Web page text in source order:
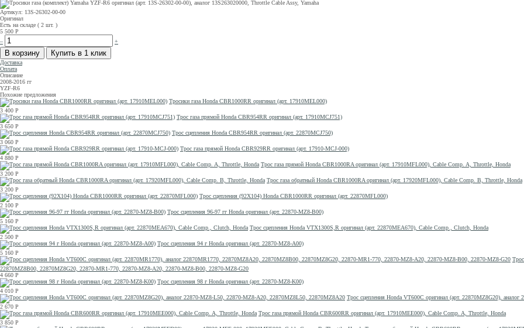
Артикул: 13S-26302-00-00
Оригинал
Есть на складе ( 2 шт. )
5 500 Р
–
+
Доставка
Оплата
Описание
2008-2016 гг
YZF-R6
Похожие предложения
Тросики газа Honda CBR1000RR оригинал (арт. 17910MEL000)
3 400 Р
Трос газа прямой Honda CBR954RR оригинал (арт. 17910MCJ751)
3 650 Р
Трос сцепления Honda CBR954RR оригинал (арт. 22870MCJ750)
3 060 Р
Трос газа прямой Honda CBR929RR оригинал (арт. 17910-MCJ-000)
4 880 Р
Трос газа прямой Honda CBR1000RA оригинал (арт. 17910MFL000), Cable Comp. A, Throttle, Honda
3 200 Р
Трос газа обратный Honda CBR1000RA оригинал (арт. 17920MFL000), Cable Comp. B, Throttle, Honda
3 200 Р
Трос сцепления (92X104) Honda CBR1000RR оригинал (арт. 22870MFL000)
2 100 Р
Трос сцепления 96-97 гг Honda оригинал (арт. 22870-MZ8-B00)
5 160 Р
Трос сцепления Honda VTX1300S,R оригинал (арт. 22870MEA670), Cable Comp., Clutch, Honda
2 500 Р
Трос сцепления 94 г Honda оригинал (арт. 22870-MZ8-A00)
5 160 Р
22870MZ8B00, 22870MZ8G20, 22870-MR1-770, 22870-MZ8-A20, 22870-MZ8-B00, 22870-MZ8-G20
4 660 Р
Трос сцепления 98 г Honda оригинал (арт. 22870-MZ8-K00)
4 010 Р
Трос сцепления Honda VT600C оригинал (арт. 22870MZ8G20),
2 670 Р
Трос газа прямой Honda CBR600RR оригинал (арт. 17910MEE000), Cable Comp. A, Throttle, Honda
3 850 Р